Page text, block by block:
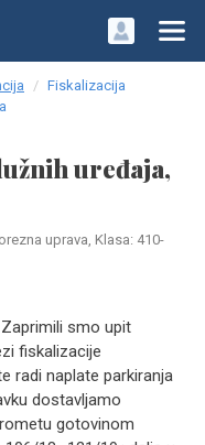
Fiskalizacija
uređaja,
uprava, Klasa: 410-
smo upit
fiskalizacije
radi naplate parkiranja
dostavljamo
gotovinom